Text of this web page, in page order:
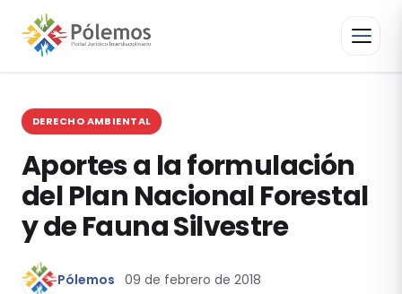
DERECHO AMBIENTAL
Aportes a la formulación
del Plan Nacional Forestal
y de Fauna Silvestre
Pólemos 09 de febrero de 2018